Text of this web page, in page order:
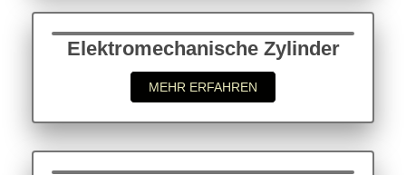
Elektromechanische Zylinder
MEHR ERFAHREN